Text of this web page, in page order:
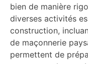
bien de manière
diverses activités
construction,
de maçonnerie
permettent de